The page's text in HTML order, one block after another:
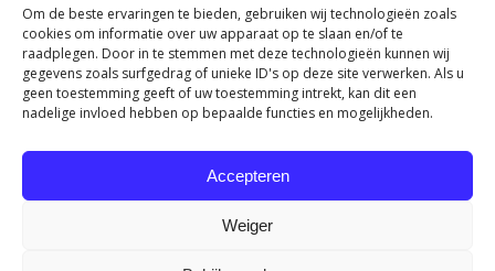
Om de beste ervaringen te bieden, gebruiken wij technologieën zoals
cookies om informatie over uw apparaat op te slaan en/of te
raadplegen. Door in te stemmen met deze technologieën kunnen wij
gegevens zoals surfgedrag of unieke ID's op deze site verwerken. Als u
geen toestemming geeft of uw toestemming intrekt, kan dit een
nadelige invloed hebben op bepaalde functies en mogelijkheden.
Accepteren
Weiger